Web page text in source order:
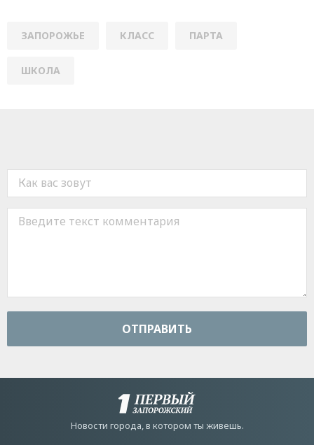
ЗАПОРОЖЬЕ КЛАСС ПАРТА
ШКОЛА
ОТПРАВИТЬ
Новости города, в котором ты живешь.